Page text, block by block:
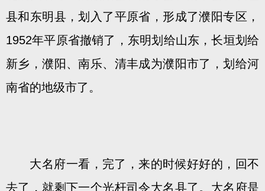
县和东明县，划入了平原省，形成了濮阳专区，
1952年平原省撤销了，东明划给山东，长垣划给
新乡，濮阳、南乐、清丰成为濮阳市了，划给河
南省的地级市了。
大名府一看，完了，来的时候好好的，回不
去了，就剩下一个光杆司令大名县了。大名府是